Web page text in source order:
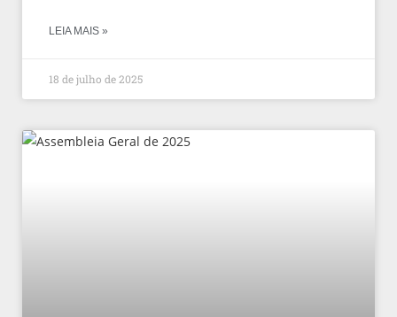
LEIA MAIS »
18 de julho de 2025